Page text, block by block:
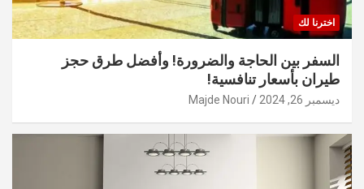
اخترنا لك
السفر بين الحاجة والضرورة! وأفضل طرق حجز
طيران بأسعار تنافسية!
ديسمبر 26, 2024 Majde Nouri